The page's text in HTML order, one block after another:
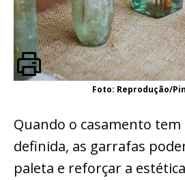
Foto: Reprodução/
Quando o casamento
definida, as garrafas
paleta e reforçar a